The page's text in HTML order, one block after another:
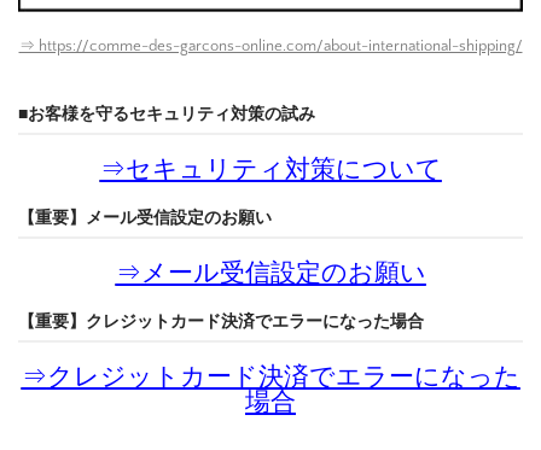
⇒ https://comme-des-garcons-online.com/about-international-shipping/
■お客様を守るセキュリティ対策の試み
⇒セキュリティ対策について
【重要】メール受信設定のお願い
⇒メール受信設定のお願い
【重要】クレジットカード決済でエラーになった場合
⇒クレジットカード決済でエラーになった
場合